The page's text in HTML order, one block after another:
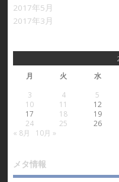
2017年5月
2017年3月
月 火 水
3
4 5
10
11 12
17
18 19
24
25 26
« 8月
10月 »
メタ情報